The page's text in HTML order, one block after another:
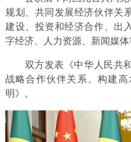
规划、共同发展经济伙伴关
建设、投资和经济合作、出
字经济、人力资源、新闻媒体
双方发表《中华人民共和
战略合作伙伴关系、构建
明》。